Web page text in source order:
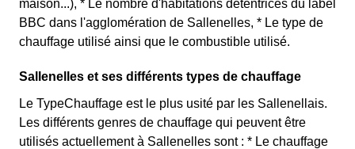
maison...), * Le nombre d'habitations détentrices du label
BBC dans l'agglomération de Sallenelles, * Le type de
chauffage utilisé ainsi que le combustible utilisé.
Sallenelles et ses différents types de chauffage
Le TypeChauffage est le plus usité par les Sallenellais.
Les différents genres de chauffage qui peuvent être
utilisés actuellement à Sallenelles sont : * Le chauffage